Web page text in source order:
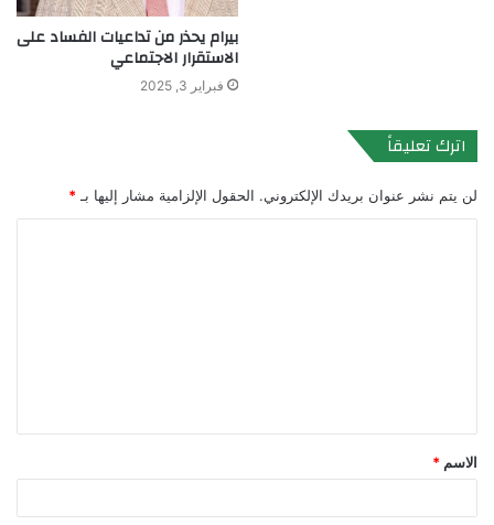
بيرام يحذر من تداعيات الفساد على
الاستقرار الاجتماعي
فبراير 3, 2025
اترك تعليقاً
لن يتم نشر عنوان بريدك الإلكتروني. الحقول الإلزامية مشار إليها بـ *
ق
*
الاسم *